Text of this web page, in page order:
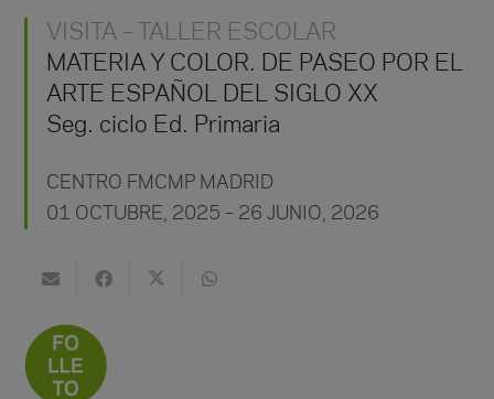
VISITA – TALLER ESCOLAR
MATERIA Y COLOR. DE PASEO POR EL
ARTE ESPAÑOL DEL SIGLO XX
Seg. ciclo Ed. Primaria
CENTRO FMCMP MADRID
01 OCTUBRE, 2025 – 26 JUNIO, 2026